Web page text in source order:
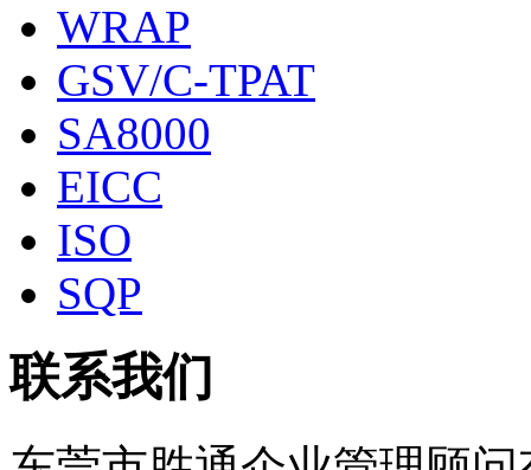
WRAP
GSV/C-TPAT
SA8000
EICC
ISO
SQP
联系我们